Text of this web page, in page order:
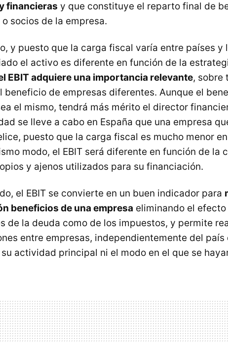
financieras y que constituye el reparto final de
socios de la empresa.
y puesto que la carga fiscal varía entre países y
el activo es diferente en función de la
EBIT adquiere una importancia relevante, sobre
beneficio de empresas diferentes. Aunque el
el mismo, tendrá más mérito el director
se lleve a cabo en España que una empresa
puesto que la carga fiscal es mucho menor
modo, el EBIT será diferente en función de la
y ajenos utilizados para su financiación.
el EBIT se convierte en un buen indicador para
beneficios de una empresa eliminando el
de la deuda como de los impuestos, y permite
entre empresas, independientemente del país
actividad principal ni el modo en el que se